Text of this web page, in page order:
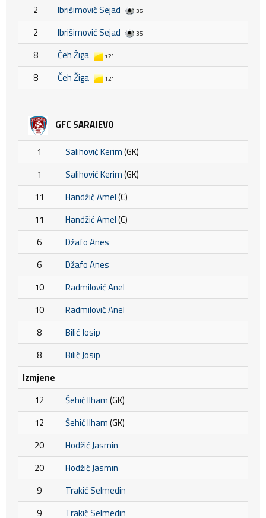
2 Ibrišimović Sejad 35'
2 Ibrišimović Sejad 35'
8 Čeh Žiga 12'
8 Čeh Žiga 12'
GFC SARAJEVO
1 Salihović Kerim(GK)
1
Salihović Kerim(GK)
11
Handžić Amel(C)
11
Handžić Amel(C)
6
Džafo Anes
6
Džafo Anes
10
Radmilović Anel
10
Radmilović Anel
8
Bilić Josip
8
Bilić Josip
Izmjene
12
Šehić Ilham(GK)
12
Šehić Ilham(GK)
20
Hodžić Jasmin
20
Hodžić Jasmin
9
Trakić Selmedin
9
Trakić Selmedin